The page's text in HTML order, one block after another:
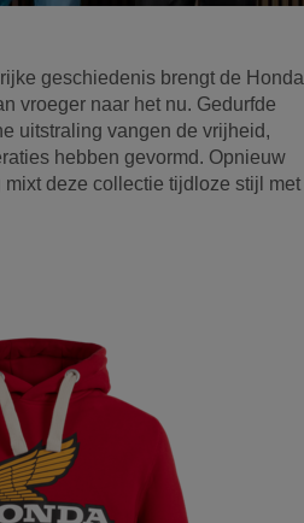
geschiedenis brengt de Honda
vroeger naar het nu. Gedurfde
uitstraling vangen de vrijheid,
hebben gevormd. Opnieuw
deze collectie tijdloze stijl met